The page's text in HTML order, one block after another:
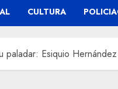
CULTURA
Esiquio Hernández